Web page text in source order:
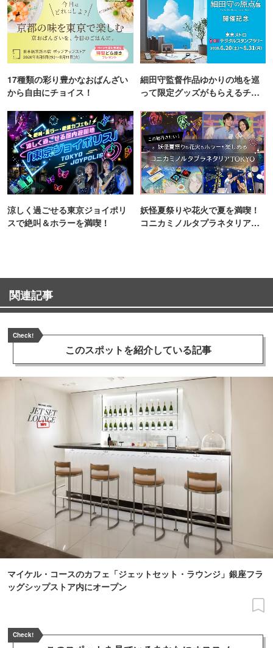
17種類の彩り豊かなおばんざい
から自由にチョイス！
細田守監督作品ゆかりの地を巡
って限定グッズがもらえるチャ
涼しく過ごせる東京ジョイポリ
スで絶叫＆ホラーを満喫！
妖怪夏祭りや花火で夏を満喫！
コニカミノルタプラネタリア
関連記事
Check!
このスポットを紹介している記事
マイケル・コースのカフェ「ジェットセット・ラウンジ」銀座フラ
ッグシップストア内にオープン
Check!